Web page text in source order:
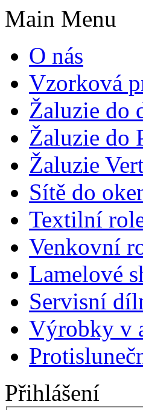
Main Menu
O nás
Vzorková
Žaluzie do
Žaluzie do
Žaluzie
Sítě do
Textilní
Venkovní
Lamelové
Servisní
Výrobky v
Přihlášení